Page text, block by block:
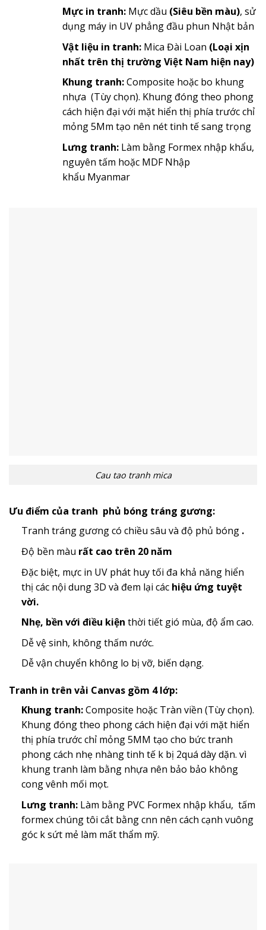
Mực in tranh:Mực dầu (Siêu bền màu), sử
dụng máy in UV phẳng đầu phun Nhật bản
Vật liệu in tranh:Mica Đài Loan (Loại xịn
nhất trên thị trường Việt Nam hiện nay)
Khung tranh:Composite hoặc bo khung
nhựa (Tùy chọn). Khung đóng theo phong
cách hiện đại với mặt hiển thị phía trước chỉ
mỏng 5Mm tạo nên nét tinh tế sang trọng
Lưng tranh:Làm bằng Formex nhập khẩu,
nguyên tấm hoặc MDF Nhập
khẩu Myanmar
Cau tao tranh mica
Ưu điểm của tranh phủ bóng tráng gương:
Tranh tráng gương có chiều sâu và độ phủ bóng .
Độ bền màu rất cao trên 20 năm
Đặc biệt, mực in UV phát huy tối đa khả năng hiển
thị các nội dung 3D và đem lại các hiệu ứng tuyệt
vời.
Nhẹ, bền với điều kiện thời tiết gió mùa, độ ẩm cao.
Dễ vệ sinh, không thấm nước.
Dễ vận chuyển không lo bị vỡ, biến dạng.
Tranh in trên vải Canvas gồm 4 lớp:
Khung tranh:Composite hoặc Tràn viền (Tùy chọn).
Khung đóng theo phong cách hiện đại với mặt hiển
thị phía trước chỉ mỏng 5MM tạo cho bức tranh
phong cách nhẹ nhàng tinh tế k bị 2quá dày dặn. vì
khung tranh làm bằng nhựa nên bảo bảo không
cong vênh mối mọt.
Lưng tranh:Làm bằng PVC Formex nhập khẩu, tấm
formex chúng tôi cắt bằng cnn nên cách cạnh vuông
góc k sứt mẻ làm mất thẩm mỹ.